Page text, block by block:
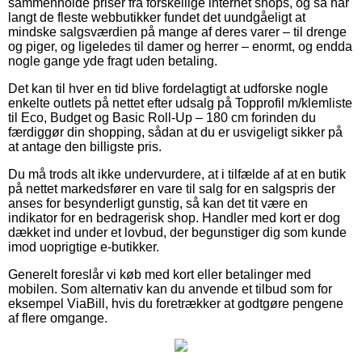
langt de fleste webbutikker fundet det uundgåeligt at
mindske salgsværdien på mange af deres varer – til drenge
og piger, og ligeledes til damer og herrer – enormt, og endda
nogle gange yde fragt uden betaling.
Det kan til hver en tid blive fordelagtigt at udforske nogle
enkelte outlets på nettet efter udsalg på Topprofil m/klemliste
til Eco, Budget og Basic Roll-Up – 180 cm forinden du
færdiggør din shopping, sådan at du er usvigeligt sikker på
at antage den billigste pris.
Du må trods alt ikke undervurdere, at i tilfælde af at en butik
på nettet markedsfører en vare til salg for en salgspris der
anses for besynderligt gunstig, så kan det tit være en
indikator for en bedragerisk shop. Handler med kort er dog
dækket ind under et lovbud, der begunstiger dig som kunde
imod uoprigtige e-butikker.
Generelt foreslår vi køb med kort eller betalinger med
mobilen. Som alternativ kan du anvende et tilbud som for
eksempel ViaBill, hvis du foretrækker at godtgøre pengene
af flere omgange.